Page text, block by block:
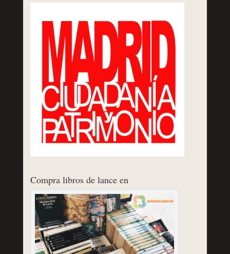
Compra libros de lance en